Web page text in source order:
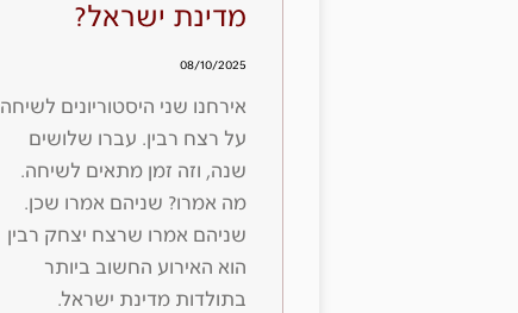
מדינת ישראל?
08/10/2025
אירחנו שני היסטוריונים לשיחה
על רצח רבין. עברו שלושים
שנה, וזה זמן מתאים לשיחה.
מה אמרו? שניהם אמרו שכן.
שניהם אמרו שרצח יצחק רבין
הוא האירוע החשוב ביותר
בתולדות מדינת ישראל.